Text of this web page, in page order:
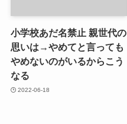
小学校あだ名禁止 親世代の
思いは→やめてと言っても
やめないのがいるからこう
なる
2022-06-18